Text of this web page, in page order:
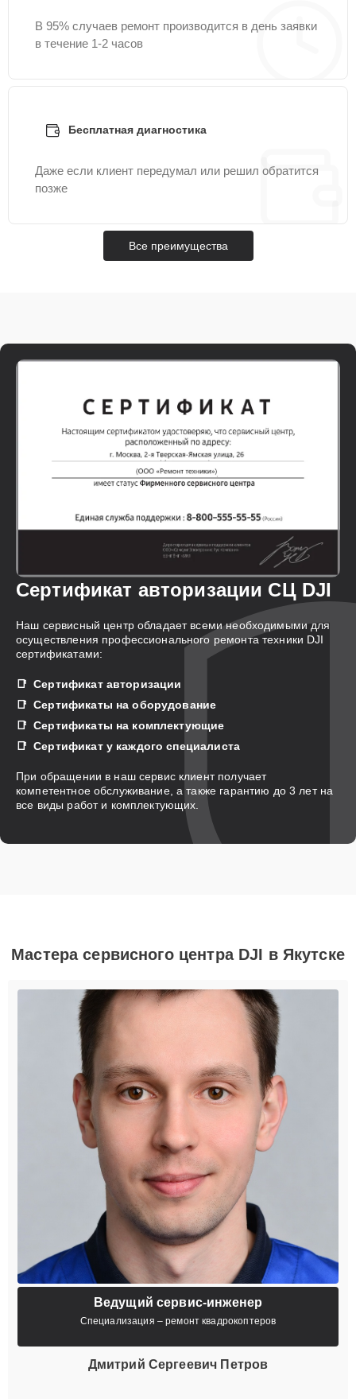
В 95% случаев ремонт производится в день заявки
в течение 1-2 часов
Бесплатная диагностика
Даже если клиент передумал или решил обратится
позже
Все преимущества
Сертификат авторизации СЦ DJI
Наш сервисный центр обладает всеми необходимыми для
осуществления профессионального ремонта техники DJI
сертификатами:
Сертификат авторизации
Сертификаты на оборудование
Сертификаты на комплектующие
Сертификат у каждого специалиста
При обращении в наш сервис клиент получает
компетентное обслуживание, а также гарантию до 3 лет на
все виды работ и комплектующих.
Мастера сервисного центра DJI в Якутске
Ведущий сервис-инженер
Специализация – ремонт квадрокоптеров
Дмитрий Сергеевич Петров